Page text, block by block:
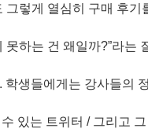
그렇게 열심히 구매 후기
하는 건 왜일까?”라는
생들에게는 강사들의
있는 트위터 / 그리고